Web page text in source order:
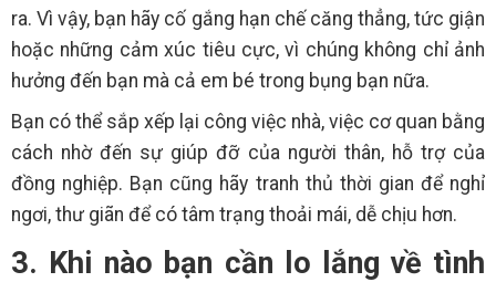
ra. Vì vậy, bạn hãy cố gắng hạn chế căng thẳng, tức giận
hoặc những cảm xúc tiêu cực, vì chúng không chỉ ảnh
hưởng đến bạn mà cả em bé trong bụng bạn nữa.
Bạn có thể sắp xếp lại công việc nhà, việc cơ quan bằng
cách nhờ đến sự giúp đỡ của người thân, hỗ trợ của
đồng nghiệp. Bạn cũng hãy tranh thủ thời gian để nghỉ
ngơi, thư giãn để có tâm trạng thoải mái, dễ chịu hơn.
3. Khi nào bạn cần lo lắng về tình